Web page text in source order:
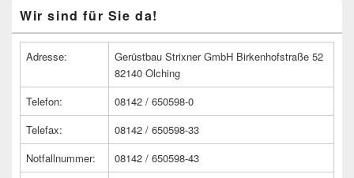
Seitenleisten
Widget-
Wir sind für Sie da!
Adresse:
Gerüstbau Strixner GmbH Birkenhofstraße 52
82140 Olching
Telefon:
08142 / 650598-0
Telefax:
08142 / 650598-33
Notfallnummer:
08142 / 650598-43